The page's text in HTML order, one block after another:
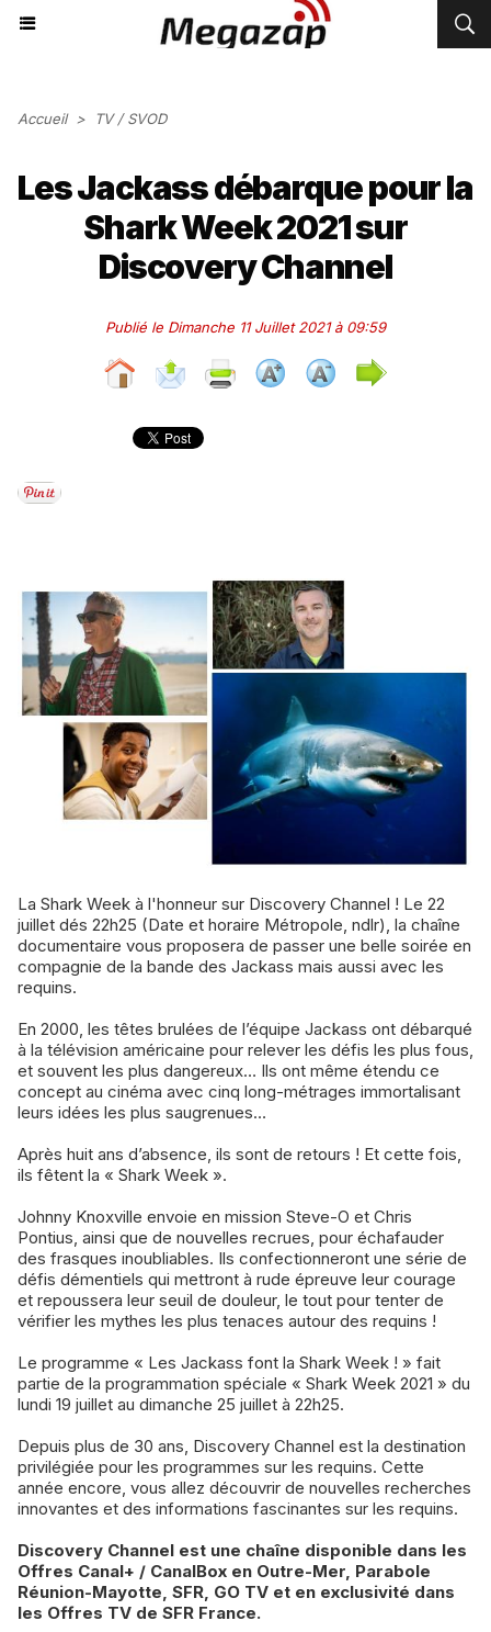
Accueil > TV / SVOD
Les Jackass débarque pour la
Shark Week 2021 sur
Discovery Channel
Publié le Dimanche 11 Juillet 2021 à 09:59
La Shark Week à l'honneur sur Discovery Channel ! Le 22
juillet dés 22h25 (Date et horaire Métropole, ndlr), la chaîne
documentaire vous proposera de passer une belle soirée en
compagnie de la bande des Jackass mais aussi avec les
requins.
En 2000, les têtes brulées de l’équipe Jackass ont débarqué
à la télévision américaine pour relever les défis les plus fous,
et souvent les plus dangereux… Ils ont même étendu ce
concept au cinéma avec cinq long-métrages immortalisant
leurs idées les plus saugrenues…
Après huit ans d’absence, ils sont de retours ! Et cette fois,
ils fêtent la « Shark Week ».
Johnny Knoxville envoie en mission Steve-O et Chris
Pontius, ainsi que de nouvelles recrues, pour échafauder
des frasques inoubliables. Ils confectionneront une série de
défis démentiels qui mettront à rude épreuve leur courage
et repoussera leur seuil de douleur, le tout pour tenter de
vérifier les mythes les plus tenaces autour des requins !
Le programme « Les Jackass font la Shark Week ! » fait
partie de la programmation spéciale « Shark Week 2021 » du
lundi 19 juillet au dimanche 25 juillet à 22h25.
Depuis plus de 30 ans, Discovery Channel est la destination
privilégiée pour les programmes sur les requins. Cette
année encore, vous allez découvrir de nouvelles recherches
innovantes et des informations fascinantes sur les requins.
Discovery Channel est une chaîne disponible dans les
Offres Canal+ / CanalBox en Outre-Mer, Parabole
Réunion-Mayotte, SFR, GO TV et en exclusivité dans
les Offres TV de SFR France.